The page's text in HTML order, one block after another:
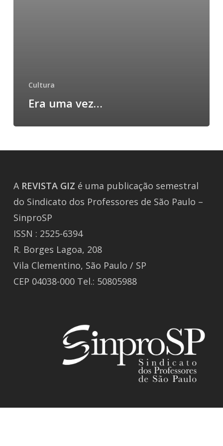
Cultura
Era uma vez…
A REVISTA GIZ é uma publicação semestral
do Sindicato dos Professores de São Paulo –
SinproSP
ISSN : 2525-6394
R. Borges Lagoa, 208
Vila Clementino, São Paulo / SP
CEP 04038-000 Tel.: 50805988